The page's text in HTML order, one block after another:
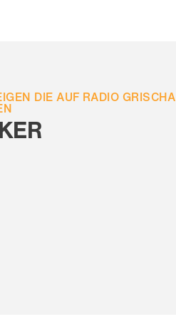
DIE AUF RADIO GRISCHA